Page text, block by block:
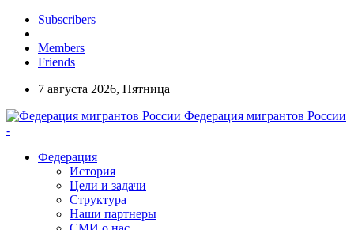
Subscribers
Members
Friends
7 августа 2026, Пятница
Федерация мигрантов России
-
Федерация
История
Цели и задачи
Структура
Наши партнеры